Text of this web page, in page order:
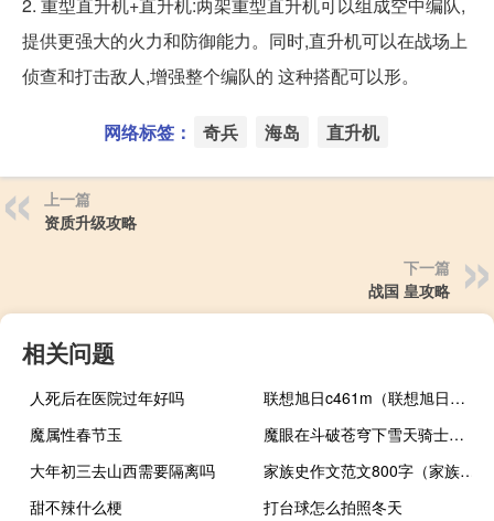
提供更强大的火力和防御能力。同时,直升机可以在战场上
侦查和打击敌人,增强整个编队的 这种搭配可以形。
网络标签： 奇兵 海岛 直升机
上一篇
资质升级攻略
下一篇
战国 皇攻略
相关问题
人死后在医院过年好吗
联想旭日c461m（联想旭日笔记本(联想旭日笔记本c460)）
魔属性春节玉
魔眼在斗破苍穹下雪天骑士（魔眼在斗破苍穹）
大年初三去山西需要隔离吗
家族史作文范文800字（家族史游戏）
甜不辣什么梗
打台球怎么拍照冬天